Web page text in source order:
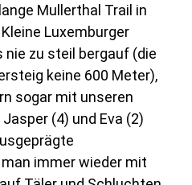
Mullerthal Trail in
Kleine Luxemburger
nie zu steil bergauf (die
keine 600 Meter),
sogar mit unseren
(4) und Eva (2)
immer wieder mit